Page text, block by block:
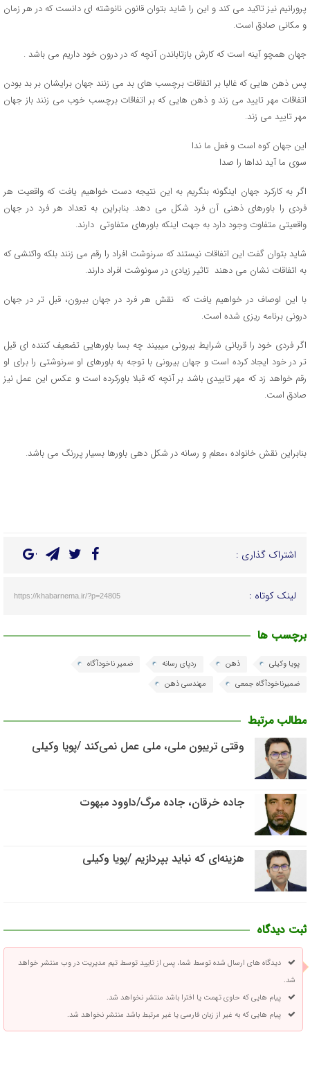
پرورانیم نیز تاکید می کند و این را شاید بتوان قانون نانوشته ای دانست که در هر زمان
و مکانی صادق است.
جهان همچو آینه است که کارش بازتاباندن آنچه که در درون خود داریم می باشد .
پس ذهن هایی که غالبا بر اتفاقات برچسب های بد می زنند جهان برایشان بر بد بودن
اتفاقات مهر تایید می زند و ذهن هایی که بر اتفاقات برچسب خوب می زنند باز جهان
مهر تایید می زند.
این جهان کوه است و فعل ما ندا
سوی ما آید نداها را صدا
اگر به کارکرد جهان اینگونه بنگریم به این نتیجه دست خواهیم یافت که واقعیت هر
فردی را باورهای ذهنی آن فرد شکل می دهد. بنابراین به تعداد هر فرد در جهان
واقعیتی متفاوت وجود دارد به جهت اینکه باورهای متفاوتی دارند.
شاید بتوان گفت این اتفاقات نیستند که سرنوشت افراد را رقم می زنند بلکه واکنشی که
به اتفاقات نشان می دهند تاثیر زیادی در سونوشت افراد دارند.
با این اوصاف در خواهیم یافت که نقش هر فرد در جهان بیرون، قبل تر در جهان
درونی برنامه ریزی شده است.
اگر فردی خود را قربانی شرایط بیرونی میبیند چه بسا باورهایی تضعیف کننده ای قبل
تر در خود ایجاد کرده است و جهان بیرونی با توجه به باورهای او سرنوشتی را برای او
رقم خواهد زد که مهر تاییدی باشد بر آنچه که قبلا باورکرده است و عکس این عمل نیز
صادق است.
بنابراین نقش خانواده ،معلم و رسانه در شکل دهی باورها بسیار پررنگ می باشد.
اشتراک گذاری :
لینک کوتاه : https://khabarnema.ir/?p=24805
برچسب ها
پویا وکیلی ذهن ردپای رسانه
ضمیر ناخودآگاه
ضمیرناخودآگاه جمعی
مهندسی ذهن
مطالب مرتبط
وقتی تریبون ملی، ملی عمل نمی‌کند /پویا وکیلی
جاده خرقان، جاده مرگ/داوود مبهوت
هزینه‌ای که نباید بپردازیم /پویا وکیلی
ثبت دیدگاه
دیدگاه های ارسال شده توسط شما، پس از تایید توسط تیم مدیریت در وب منتشر خواهد
شد.
پیام هایی که حاوی تهمت یا افترا باشد منتشر نخواهد شد.
پیام هایی که به غیر از زبان فارسی یا غیر مرتبط باشد منتشر نخواهد شد.